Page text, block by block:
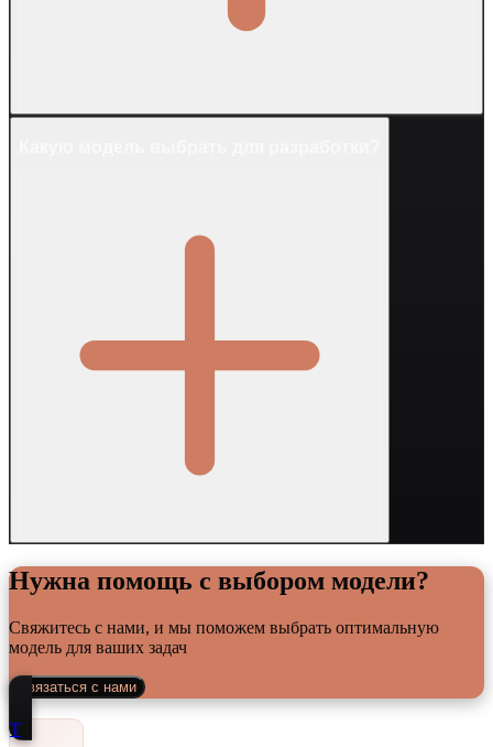
Нужна помощь с выбором модели?
Свяжитесь с нами, и мы поможем выбрать оптимальную
модель для ваших задач
Связаться с нами
Т